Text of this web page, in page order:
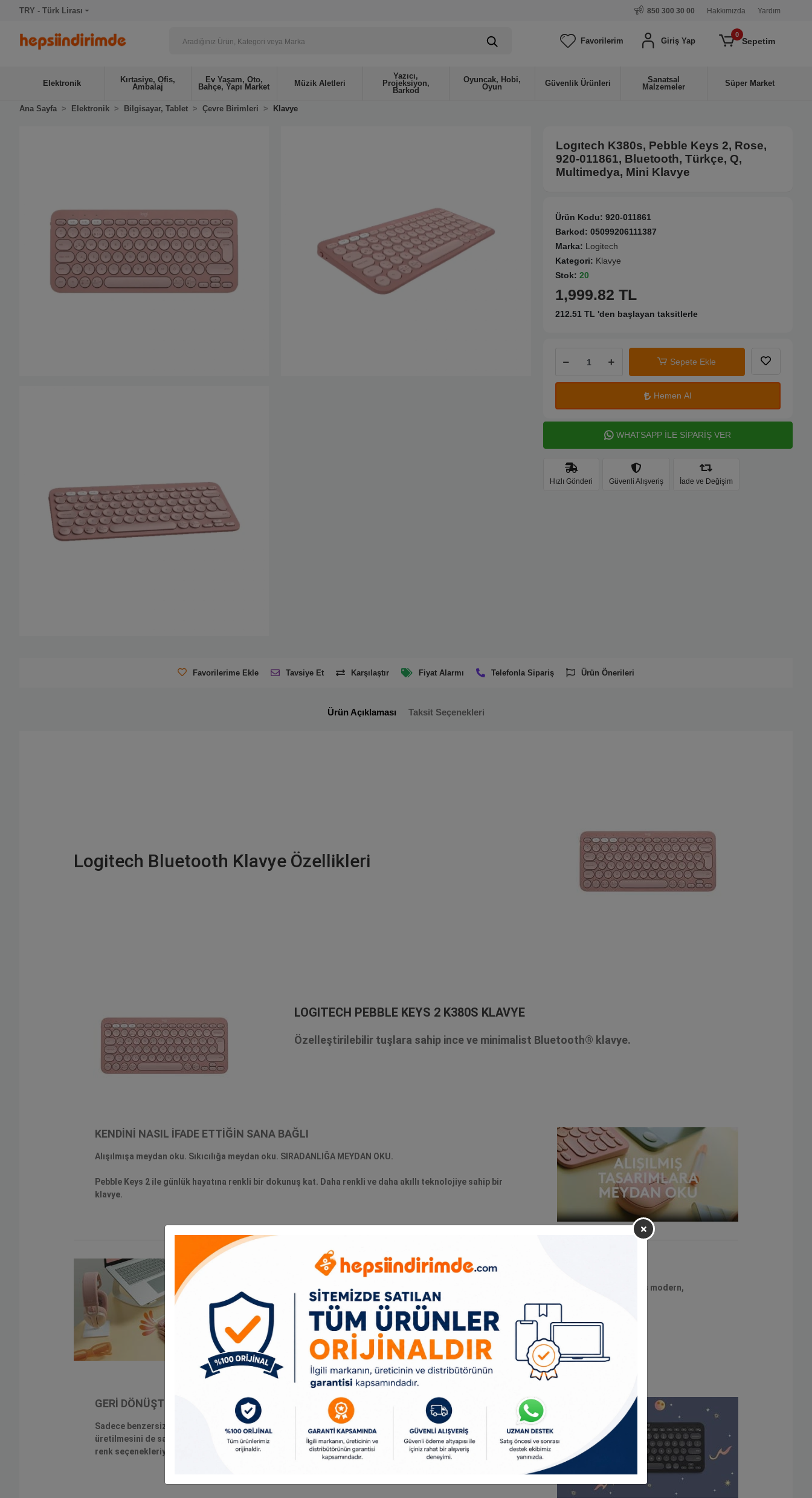
TRY - Türk Lirası 850 300 30 00 Hakkımızda Yardım
Favorilerim Giriş Yap
0
Sepetim
Elektronik
Kırtasiye, Ofis,
Ambalaj
Ev Yaşam, Oto,
Bahçe, Yapı Market
Müzik Aletleri
Yazıcı,
Projeksiyon,
Barkod
Oyuncak, Hobi,
Oyun
Güvenlik Ürünleri
Sanatsal
Malzemeler
Süper Market
Ana Sayfa Elektronik Bilgisayar, Tablet Çevre Birimleri Klavye
Logıtech K380s, Pebble Keys 2, Rose,
920-011861, Bluetooth, Türkçe, Q,
Multimedya, Mini Klavye
Ürün Kodu: 920-011861
Barkod: 05099206111387
Marka: Logitech
Kategori: Klavye
Stok: 20
1,999.82 TL
212.51 TL 'den başlayan taksitlerle
Sepete Ekle
Hemen Al
WHATSAPP İLE SİPARİŞ VER
Hızlı Gönderi Güvenli Alışveriş İade ve Değişim
Favorilerime Ekle Tavsiye Et Karşılaştır Fiyat Alarmı Telefonla Sipariş Ürün Önerileri
Ürün Açıklaması Taksit Seçenekleri
Logitech Bluetooth Klavye Özellikleri
LOGITECH PEBBLE KEYS 2 K380S KLAVYE
Özelleştirilebilir tuşlara sahip ince ve minimalist Bluetooth® klavye.
KENDİNİ NASIL İFADE ETTİĞİN SANA BAĞLI
Alışılmışa meydan oku. Sıkıcılığa meydan oku. SIRADANLIĞA MEYDAN OKU.
Pebble Keys 2 ile günlük hayatına renkli bir dokunuş kat. Daha renkli ve daha akıllı teknolojiye sahip bir
klavye.
FARKLI OLMAK İSTEYENLER İÇİN TASARLANDI
Pebble Keys 2 K380s ile tüm dünya kim olduğunu görsün. Dikkat çekmek için tasarlanmış modern,
minimalist ve ince bir klavye.
GERİ DÖNÜŞTÜRÜLMÜŞ PLASTİK DE GÜZEL GÖRÜNEBİLİR
Sadece benzersiz bir tasarım ortaya çıkarmakla kalmıyor, ürünlerimizin çevreye duyarlı olarak
üretilmesini de sağlıyoruz. Pebble Keys 2, %45’ten fazla geri dönüştürülmüş plastik ile üretilmiş farklı
renk seçenekleriyle gelir. Rahatlıkla tarzına uygun rengi seçebilirsin.